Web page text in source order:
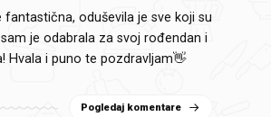
oduševila je sve koji su
je odabrala za svoj rođendan i
Hvala i puno te pozdravljam👋
Pogledaj komentare